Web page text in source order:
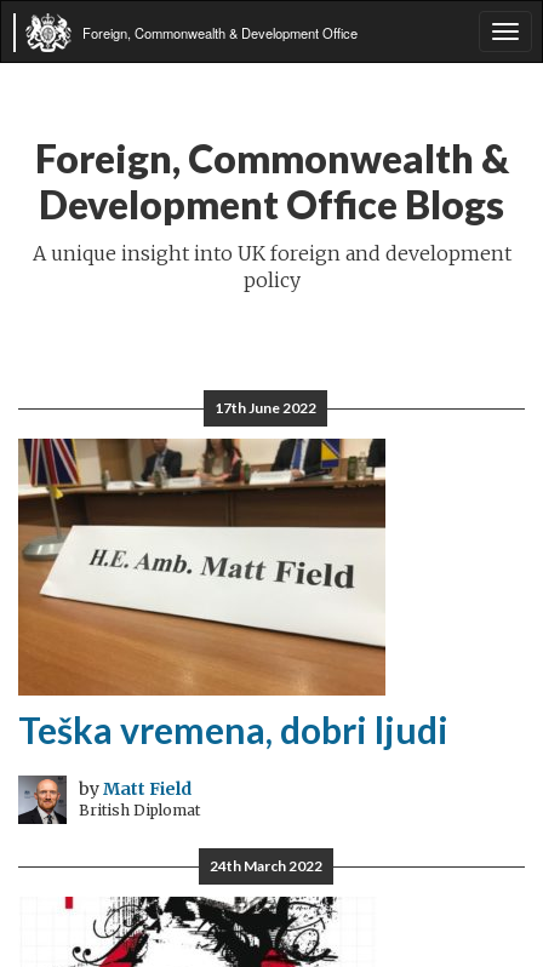
Foreign, Commonwealth & Development Office
Foreign, Commonwealth &
Development Office Blogs
A unique insight into UK foreign and development
policy
17th June 2022
Teška vremena, dobri ljudi
byMatt Field
British Diplomat
24th March 2022